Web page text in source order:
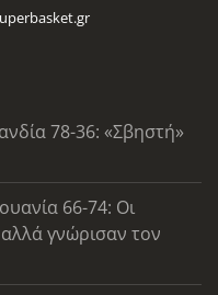
78-36: «Σβηστή»
66-74: Οι
γνώρισαν τον